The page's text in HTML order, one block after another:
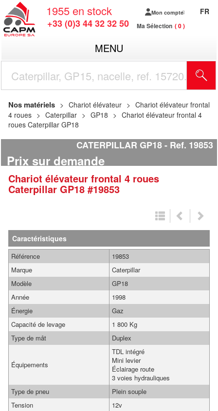
1955 en stock
+33 (0)3 44 32 32 50
Mon compte
Ma Sélection 0
FR
MENU
Nos matériels Chariot élévateur
Chariot élévateur frontal
4 roues
Caterpillar GP18
Chariot élévateur frontal 4
roues Caterpillar GP18
CATERPILLAR GP18 Ref. 19853
Prix sur demande
Chariot élévateur frontal 4 roues
Caterpillar GP18 #19853
Caractéristiques
Référence
19853
Marque
Caterpillar
Modèle
GP18
Année
1998
Énergie
Gaz
Capacité de levage
1 800 Kg
Type de mât
Duplex
Équipements
TDL intégré
Mini levier
Éclairage route
3 voies hydrauliques
Type de pneu
Plein souple
Tension
12v